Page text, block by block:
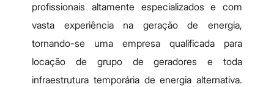
profissionais altamente especializados e com
vasta experiência na geração de energia,
tornando-se uma empresa qualificada para
locação de grupo de geradores e toda
infraestrutura temporária de energia alternativa.